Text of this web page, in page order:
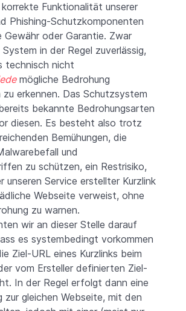
Funktionalität unserer
Phishing-Schutzkomponenten
Gewähr oder Garantie. Zwar
in der Regel zuverlässig,
technisch nicht
mögliche Bedrohung
erkennen. Das Schutzsystem
bekannte Bedrohungsarten
diesen. Es besteht also trotz
Bemühungen, die
und
zu schützen, ein Restrisiko,
unseren Service erstellter Kurzlink
Webseite verweist, ohne
zu warnen.
wir an dieser Stelle darauf
es systembedingt vorkommen
Ziel-URL eines Kurzlinks beim
vom Ersteller definierten Ziel-
In der Regel erfolgt dann eine
zur gleichen Webseite, mit den